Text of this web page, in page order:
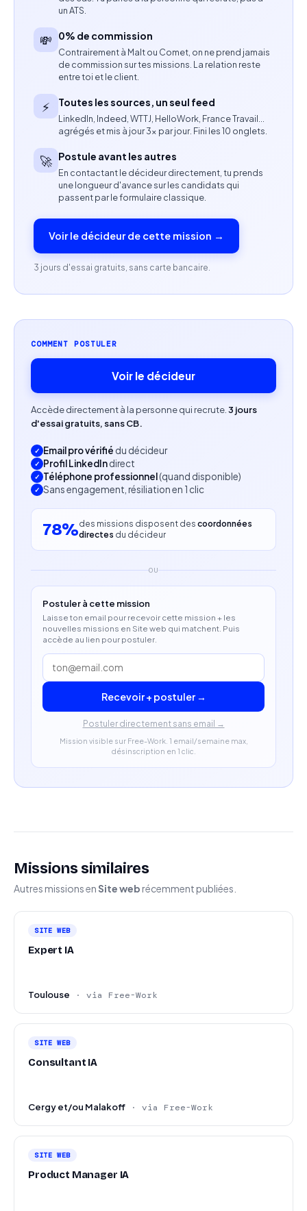
Participer aux phases de discovery et de cadrage
produit.
Collaborer avec les équipes techniques pour
définir les solutions adaptées.
Définir, construire et maintenir la roadmap produit.
Assurer le pilotage des dépendances et le suivi des
projets.
Suivre les KPI produit et analyser les usages pour
identifier les axes d’amélioration.
Contribuer à une culture de la donnée et de
l’expérimentation.
ans minimum).
Maîtrise des méthodologies Agile et Lean Product.
Capacité à construire et piloter une roadmap
Pilotage par la donnée et les KPI.
Animation d’ateliers de conception.
Excellentes capacités de communication et de
coordination.
Profil recherché
Profil expérimenté en Product Management dans
des environnements digitaux à fort trafic.
Capacité à fédérer des équipes pluridisciplinaires
et à arbitrer des priorités.
Expérience dans les environnements web, médias
ou plateformes éditoriales appréciée.
un ATS.
💸 0% de commission
Contrairement à Malt ou Comet, on ne prend jamais
de commission sur tes missions. La relation reste
entre toi et le client.
⚡ Toutes les sources, un seul feed
LinkedIn, Indeed, WTTJ, HelloWork, France Travail…
agrégés et mis à jour 3× par jour. Fini les 10 onglets.
🚀 Postule avant les autres
En contactant le décideur directement, tu prends
une longueur d'avance sur les candidats qui
passent par le formulaire classique.
Voir le décideur de cette mission →
3 jours d'essai gratuits, sans carte bancaire.
COMMENT POSTULER
Voir le décideur
Accède directement à la personne qui recrute. 3 jours
d'essai gratuits, sans CB.
Email pro vérifié du décideur
Profil LinkedIndirect
Téléphone professionnel(quand disponible)
Sans engagement, résiliation en 1 clic
78%des missions disposent des coordonnées
directes du décideur
OU
Postuler à cette mission
Laisse ton email pour recevoir cette mission + les
nouvelles missions en Site web qui matchent. Puis
accède au lien pour postuler.
Recevoir + postuler →
Postuler directement sans email →
Mission visible sur Free-Work. 1 email/semaine max,
désinscription en 1 clic.
Missions similaires
Autres missions enSite web récemment publiées.
SITE WEB
Expert IA
Toulouse · via Free-Work
SITE WEB
Consultant IA
Cergy et/ou Malakoff · via Free-Work
SITE WEB
Product Manager IA